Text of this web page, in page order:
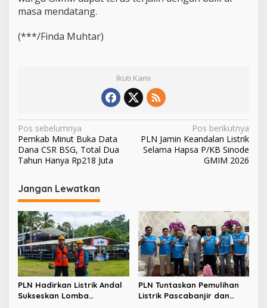
masa mendatang.
(***/Finda Muhtar)
Ikuti Kami
N
a
v
i
g
a
s
i
p
o
s
Pos sebelumnya
Pemkab Minut Buka Data
Dana CSR BSG, Total Dua
Tahun Hanya Rp218 Juta
Pos berikutnya
PLN Jamin Keandalan Listrik
Selama Hapsa P/KB Sinode
GMIM 2026
Jangan Lewatkan
PLN Hadirkan Listrik Andal
Sukseskan Lomba
PLN Tuntaskan Pemulihan
Listrik Pascabanjir dan